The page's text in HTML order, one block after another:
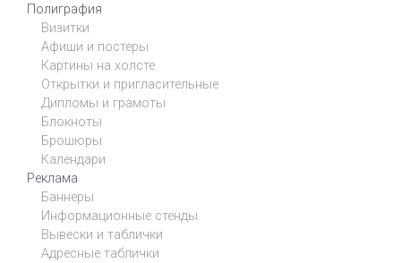
Полиграфия
Визитки
Афиши и постеры
Картины на холсте
Открытки и пригласительные
Дипломы и грамоты
Блокноты
Брошюры
Календари
Реклама
Баннеры
Информационные стенды
Вывески и таблички
Адресные таблички